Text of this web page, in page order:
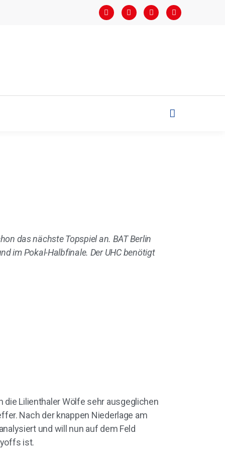
das nächste Topspiel an. BAT Berlin
im Pokal-Halbfinale. Der UHC benötigt
die Lilienthaler Wölfe sehr ausgeglichen
Nach der knappen Niederlage am
und will nun auf dem Feld
ist.